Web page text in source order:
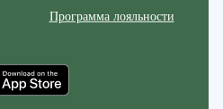
Программа лояльности